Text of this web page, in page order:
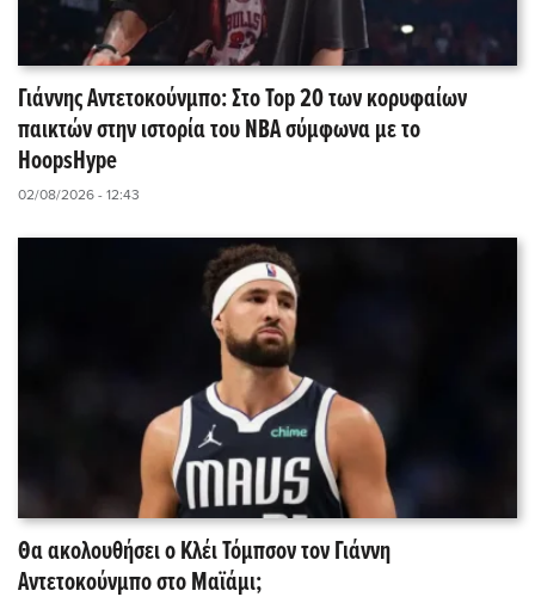
Γιάννης Αντετοκούνμπο: Στο Top 20 των κορυφαίων
παικτών στην ιστορία του NBA σύμφωνα με το
HoopsHype
02/08/2026 - 12:43
Θα ακολουθήσει ο Κλέι Τόμπσον τον Γιάννη
Αντετοκούνμπο στο Μαϊάμι;